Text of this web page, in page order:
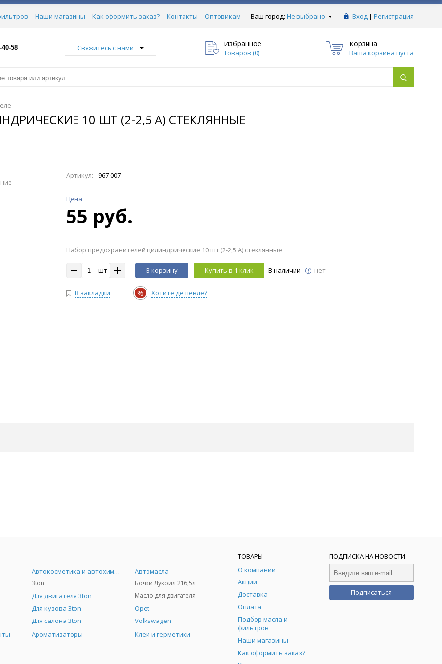
Ваш город: Не выбрано Вход | Регистрация
Наши магазины Как оформить заказ? Контакты
Оптовикам
40-58 Свяжитесь с нами Избранное
Товаров (0)
Корзина
Ваша корзина пуста
10 ШТ (2-2,5 А) СТЕКЛЯННЫЕ
Артикул: 967-007
Цена
55 руб.
Набор предохранителей цилиндрические 10 шт (2-2,5 А) стеклянные
шт В корзину Купить в 1 клик В наличии нет
В закладки % Хотите дешевле?
Автокосметика и автохимия
3ton
Для двигателя 3ton
Для кузова 3ton
Для салона 3ton
Автомасла
Бочки Лукойл 216,5л
Масло для двигателя
Opet
Volkswagen
Ароматизаторы Клеи и герметики
ТОВАРЫ
О компании
Акции
Доставка
Оплата
Подбор масла и
фильтров
Наши магазины
Как оформить заказ?
ПОДПИСКА НА НОВОСТИ
Подписаться